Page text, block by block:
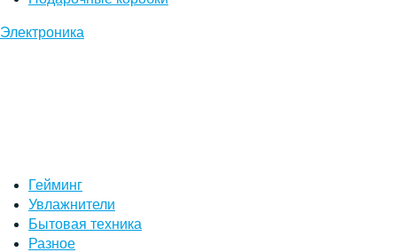
Электроника
Гейминг
Увлажнители
Бытовая техника
Разное